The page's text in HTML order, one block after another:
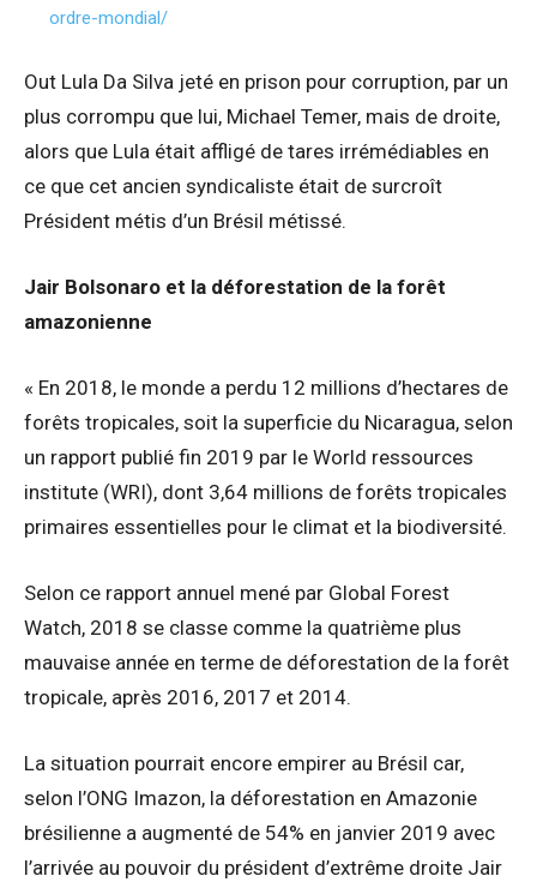
ordre-mondial/
Out Lula Da Silva jeté en prison pour corruption, par un
plus corrompu que lui, Michael Temer, mais de droite,
alors que Lula était affligé de tares irrémédiables en
ce que cet ancien syndicaliste était de surcroît
Président métis d’un Brésil métissé.
Jair Bolsonaro et la déforestation de la forêt
amazonienne
« En 2018, le monde a perdu 12 millions d’hectares de
forêts tropicales, soit la superficie du Nicaragua, selon
un rapport publié fin 2019 par le World ressources
institute (WRI), dont 3,64 millions de forêts tropicales
primaires essentielles pour le climat et la biodiversité.
Selon ce rapport annuel mené par Global Forest
Watch, 2018 se classe comme la quatrième plus
mauvaise année en terme de déforestation de la forêt
tropicale, après 2016, 2017 et 2014.
La situation pourrait encore empirer au Brésil car,
selon l’ONG Imazon, la déforestation en Amazonie
brésilienne a augmenté de 54% en janvier 2019 avec
l’arrivée au pouvoir du président d’extrême droite Jair